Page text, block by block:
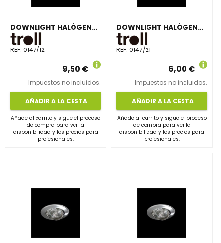
DOWNLIGHT HALÓGENA BTZ5 ORIENTABLE ORO
REF: 0147/12
9,50 €
Impuestos no incluidos.
AÑADIR A LA CESTA
Añade al carrito y sigue el proceso
de compra para ver la
disponibilidad y los precios para
profesionales.
DOWNLIGHT HALÓGENA BTZ5 ORIENTABLE GRIS
REF:0147/21
6,00 €
Impuestos no incluidos.
AÑADIR A LA CESTA
Añade al carrito y sigue el proceso
de compra para ver la
disponibilidad y los precios para
profesionales.